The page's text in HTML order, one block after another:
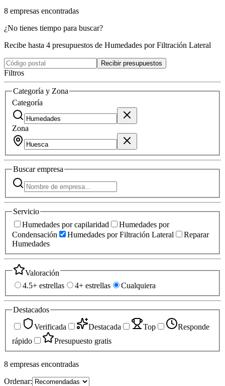
8 empresas encontradas
¿No tienes tiempo para buscar?
Recibe hasta 4 presupuestos de Humedades por Filtración Lateral
Recibir presupuestos
Filtros
Categoría y Zona
Categoría
Zona
Buscarempresa
Servicio
Humedades por capilaridad
Humedades por
Condensación
Humedades por Filtración Lateral
Reparar
Humedades
Valoración
4.5+ estrellas
4+ estrellas Cualquiera
Destacados
Verificada
Destacada Top
Responde
rápido
Presupuesto gratis
8 empresas encontradas
Ordenar: